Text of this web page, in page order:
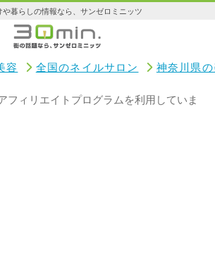
や暮らしの情報なら、サンゼロミニッツ
容 全国のネイルサロン 神奈川県
フィリエイトプログラムを利用していま